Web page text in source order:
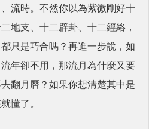
流時。不然你以為紫微剛好十
地支、十二辟卦、十二經絡，
只是巧合嗎？再進一步說，如
年卻不用，那流月為什麼又要
翻月曆？如果你想清楚其中是
懂了。